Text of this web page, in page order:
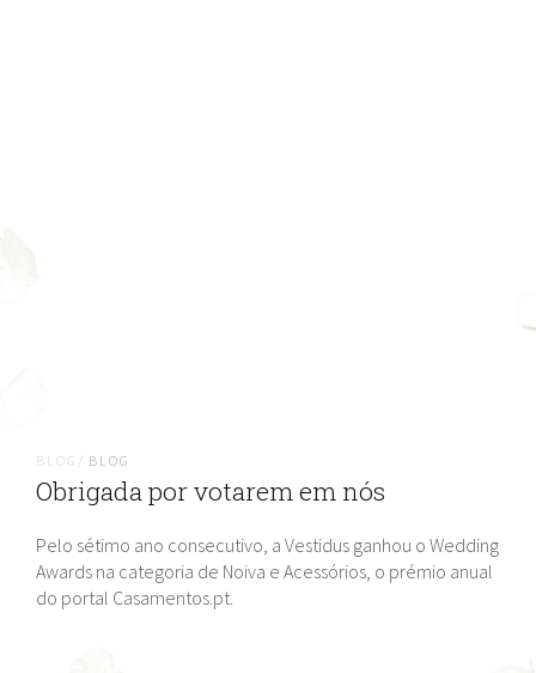
BLOG/ BLOG
Obrigada por votarem em nós
Pelo sétimo ano consecutivo, a Vestidus ganhou o Wedding
Awards na categoria de Noiva e Acessórios, o prémio anual
do portal Casamentos.pt.